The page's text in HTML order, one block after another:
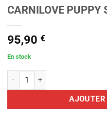
CARNILOVE PUPPY
95,90 €
En stock
quantité de CARNILOVE PUPPY